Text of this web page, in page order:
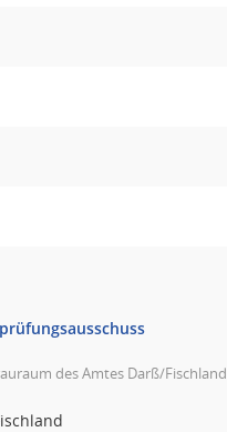
des Amtes Darß/Fischland